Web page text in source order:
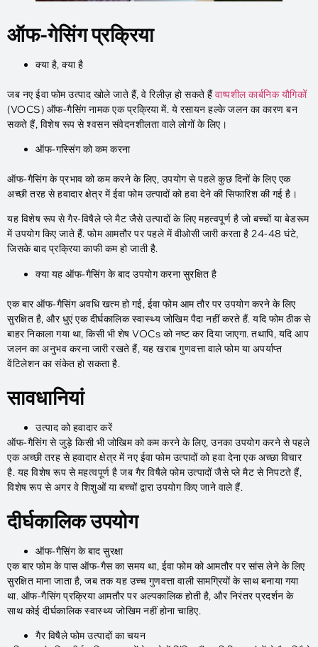
ऑफ-गेसिंग प्रक्रिया
क्या है, क्या है
जब नए ईवा फोम उत्पाद खोले जाते हैं, वे रिलीज़ हो सकते हैंवाष्पशील कार्बनिक यौगिकों
(VOCS) ऑफ-गैसिंग नामक एक प्रक्रिया में. ये रसायन हल्के जलन का कारण बन
सकते हैं, विशेष रूप से श्वसन संवेदनशीलता वाले लोगों के लिए।
ऑफ-गस्सिंग को कम करना
ऑफ-गैसिंग के प्रभाव को कम करने के लिए, उपयोग से पहले कुछ दिनों के लिए एक
अच्छी तरह से हवादार क्षेत्र में ईवा फोम उत्पादों को हवा देने की सिफारिश की गई है।
यह विशेष रूप से गैर-विषैले प्ले मैट जैसे उत्पादों के लिए महत्वपूर्ण है जो बच्चों या बेडरूम
में उपयोग किए जाते हैं. फोम आमतौर पर पहले में वीओसी जारी करता है 24-48 घंटे,
जिसके बाद प्रक्रिया काफी कम हो जाती है.
क्या यह ऑफ-गैसिंग के बाद उपयोग करना सुरक्षित है
एक बार ऑफ-गैसिंग अवधि खत्म हो गई, ईवा फोम आम तौर पर उपयोग करने के लिए
सुरक्षित है, और धुएं एक दीर्घकालिक स्वास्थ्य जोखिम पैदा नहीं करते हैं. यदि फोम ठीक से
बाहर निकाला गया था, किसी भी शेष VOCs को नष्ट कर दिया जाएगा. तथापि, यदि आप
जलन का अनुभव करना जारी रखते हैं, यह खराब गुणवत्ता वाले फोम या अपर्याप्त
वेंटिलेशन का संकेत हो सकता है.
सावधानियां
उत्पाद को हवादार करें
ऑफ-गैसिंग से जुड़े किसी भी जोखिम को कम करने के लिए, उनका उपयोग करने से पहले
एक अच्छी तरह से हवादार क्षेत्र में नए ईवा फोम उत्पादों को हवा देना एक अच्छा विचार
है. यह विशेष रूप से महत्वपूर्ण है जब गैर विषैले फोम उत्पादों जैसे प्ले मैट से निपटते हैं,
विशेष रूप से अगर वे शिशुओं या बच्चों द्वारा उपयोग किए जाने वाले हैं.
दीर्घकालिक उपयोग
ऑफ-गैसिंग के बाद सुरक्षा
एक बार फोम के पास ऑफ-गैस का समय था, ईवा फोम को आमतौर पर सांस लेने के लिए
सुरक्षित माना जाता है, जब तक यह उच्च गुणवत्ता वाली सामग्रियों के साथ बनाया गया
था. ऑफ-गैसिंग प्रक्रिया आमतौर पर अल्पकालिक होती है, और निरंतर प्रदर्शन के
साथ कोई दीर्घकालिक स्वास्थ्य जोखिम नहीं होना चाहिए.
गैर विषैले फोम उत्पादों का चयन